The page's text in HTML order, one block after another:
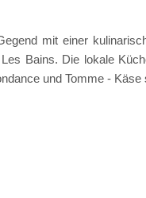
mit einer
Bains. Die lokale
und Tomme -